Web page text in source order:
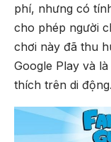
phí, nhưng có
cho phép người
chơi này đã thu
Google Play và
thích trên di động.